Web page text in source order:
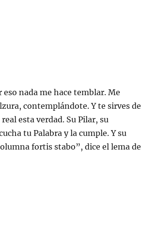
nada me hace temblar. Me
contemplándote. Y te sirves de
esta verdad. Su Pilar, su
tu Palabra y la cumple. Y su
fortis stabo”, dice el lema de